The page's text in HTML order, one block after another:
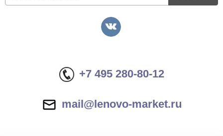
+7 495 280-80-12
mail@lenovo-market.ru